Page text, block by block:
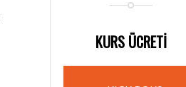
KURS ÜCRETİ